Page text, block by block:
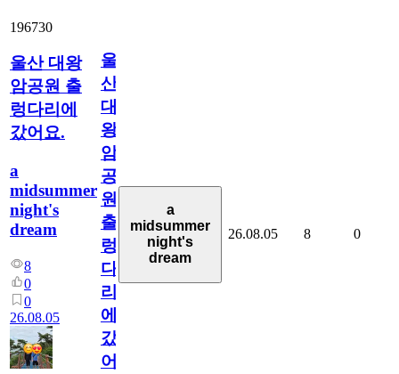
196730
울산 대왕
암공원 출
렁다리에
갔어요.
a
midsummer
night's
dream
8
0
0
26.08.05
울
산
대
왕
암
공
원
출
렁
다
리
에
갔
어
a
midsummer
night's
dream
26.08.05 8 0